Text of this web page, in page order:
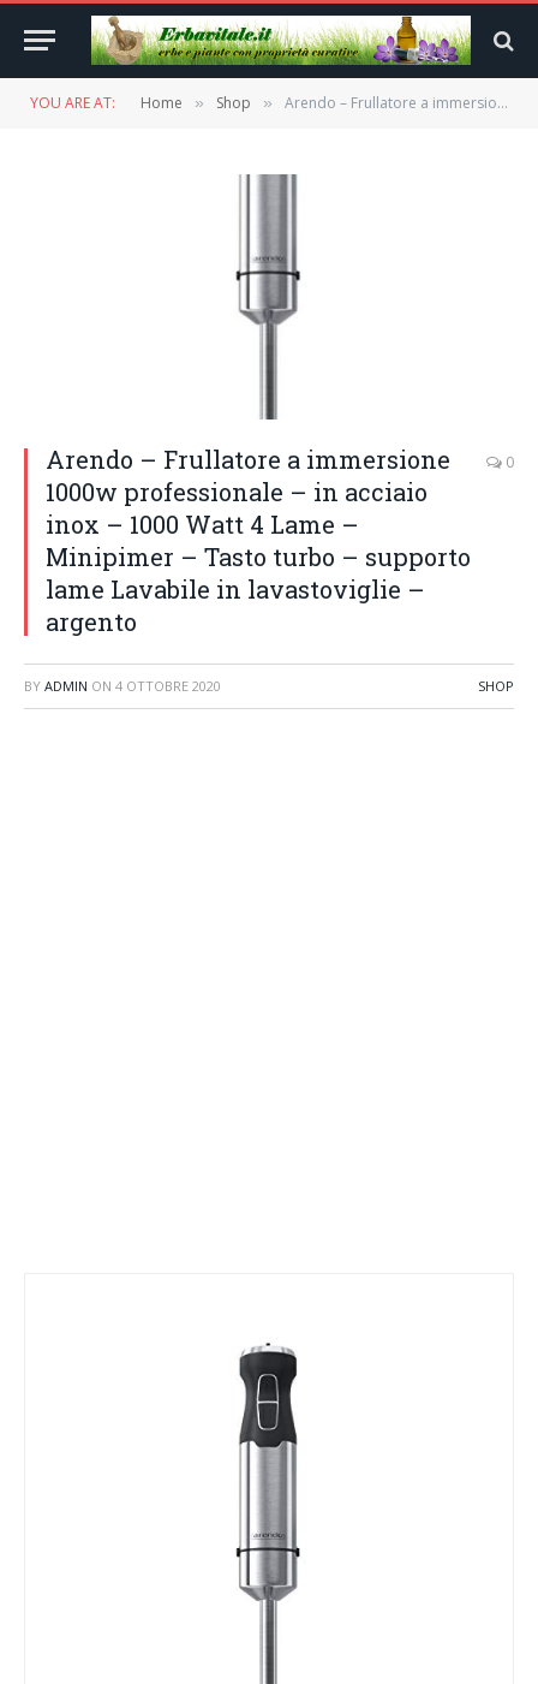
YOU ARE AT: Home » Shop » Arendo – Frullatore a immersione 1000w professionale – in acciaio inox – 1000 Watt 4 Lame – Minipimer – Tasto turbo – supporto lame Lavabile in lavastoviglie – argento
Arendo – Frullatore a immersione
1000w professionale – in acciaio
inox – 1000 Watt 4 Lame –
Minipimer – Tasto turbo – supporto
lame Lavabile in lavastoviglie –
argento
0
BY ADMIN ON 4 OTTOBRE 2020 SHOP